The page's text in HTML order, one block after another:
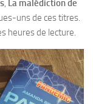
, La malédiction de
uns de ces titres.
heures de lecture.